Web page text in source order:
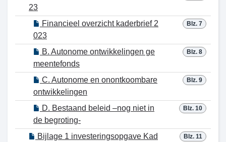
23
Blz. 7
Financieel overzicht kaderbrief 2
023
Blz. 8
B. Autonome ontwikkelingen ge
meentefonds
Blz. 9
C. Autonome en onontkoombare
ontwikkelingen
Blz. 10
D. Bestaand beleid –nog niet in
de begroting-
Blz. 11
Bijlage 1 investeringsopgave Kad